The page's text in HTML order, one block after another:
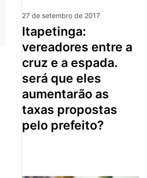
27 de setembro de 2017
itapetinga:
vereadores entre a
cruz e a espada.
será que eles
aumentarão as
taxas propostas
pelo prefeito?